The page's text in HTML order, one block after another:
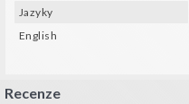
Jazyky
English
Recenze